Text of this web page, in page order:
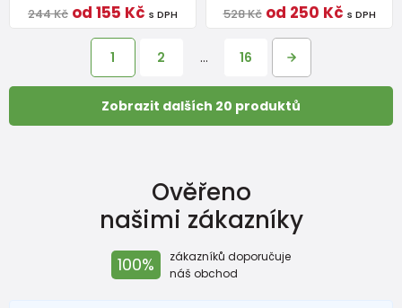
244 Kč od 155 Kč s DPH
528 Kč od 250 Kč s DPH
1 2 … 16
Zobrazit dalších 20 produktů
Ověřeno
našimi zákazníky
100%
zákazníků doporučuje
náš obchod